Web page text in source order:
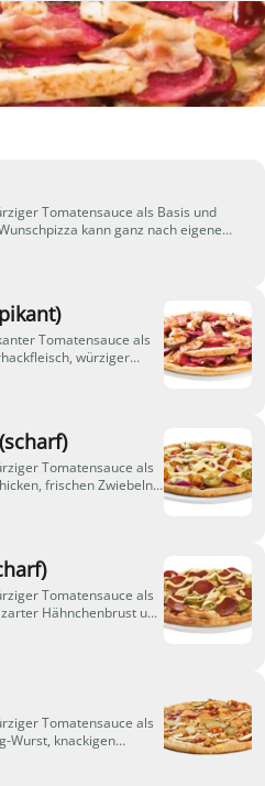
Tomatensauce als Basis und
kann ganz nach eigenem
– stelle dir deine Lieblingspizza
Tomatensauce als
würziger
und
das Ganze mit einer
Tomatensauce als
frischen Zwiebeln
eine angenehm
wird das Ganze mit
Tomatensauce als
Hähnchenbrust und
angenehm feurige
Sauce
lieben.
Tomatensauce als
Wurst, knackigen
Verfeinert mit
sowie geschmolzenem